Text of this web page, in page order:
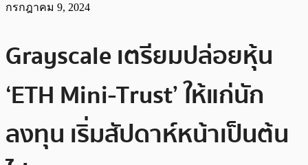
กรกฎาคม 9, 2024
Grayscale เตรียมปล่อยหุ้น
‘ETH Mini-Trust’ ให้แก่นัก
ลงทุน เริ่มสัปดาห์หน้าเป็นต้น